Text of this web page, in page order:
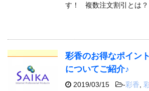
す！ 複数注文割引とは？
彩香のお得なポイン
についてご紹介♪
2019/03/15 -彩香